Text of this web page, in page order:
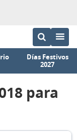
Días Festivos
2027
para